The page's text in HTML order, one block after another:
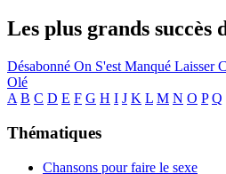
Les plus grands succès
Désabonné On S'est Manqué Laisser
Olé
A B C D E F G H I J K L M N O P Q
Thématiques
Chansons pour faire le sexe